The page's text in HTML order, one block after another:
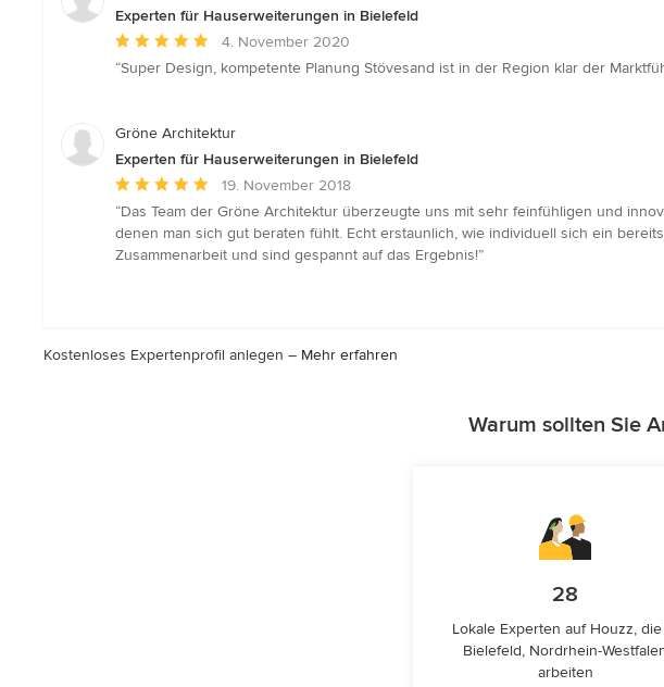
Experten für Hauserweiterungen in Bielefeld
Durchschnittliche
Bewertung:
5
4. November 2020
“Super Design, kompetente Planung Stövesand ist in der Region klar der
Gröne Architektur
Experten für Hauserweiterungen in Bielefeld
Durchschnittliche
Bewertung:
5
von
19. November 2018
“Das Team der Gröne Architektur überzeugte uns mit sehr feinfühligen und
denen man sich gut beraten fühlt. Echt erstaunlich, wie individuell sich ein
Zusammenarbeit und sind gespannt auf das Ergebnis!”
Kostenloses Expertenprofil anlegen – Mehr erfahren
Warum sollten Sie
28
Lokale Experten auf Houzz,
Bielefeld, Nordrhein-
arbeiten